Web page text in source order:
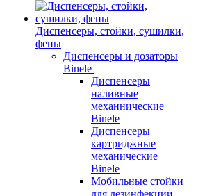
Диспенсеры, стойки, сушилки,
фены
Диспенсеры и дозаторы
Binele
Диспенсеры
наливные
механнические
Binele
Диспенсеры
картриджные
механические
Binele
Мобильные стойки
для дезинфекции